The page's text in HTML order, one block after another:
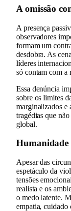
A omissão
A presença
observadores
formam um
desdobra. As
líderes
só contam com a
Essa denúncia
sobre os limites
marginalizados e
tragédias que
global.
Humanidade
Apesar das
espetáculo da
tensões
realista e os
o medo latente.
empatia, cuidado